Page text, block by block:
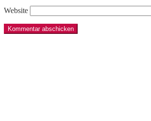
Website